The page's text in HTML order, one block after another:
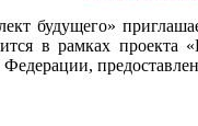
будущего»
в рамках проекта